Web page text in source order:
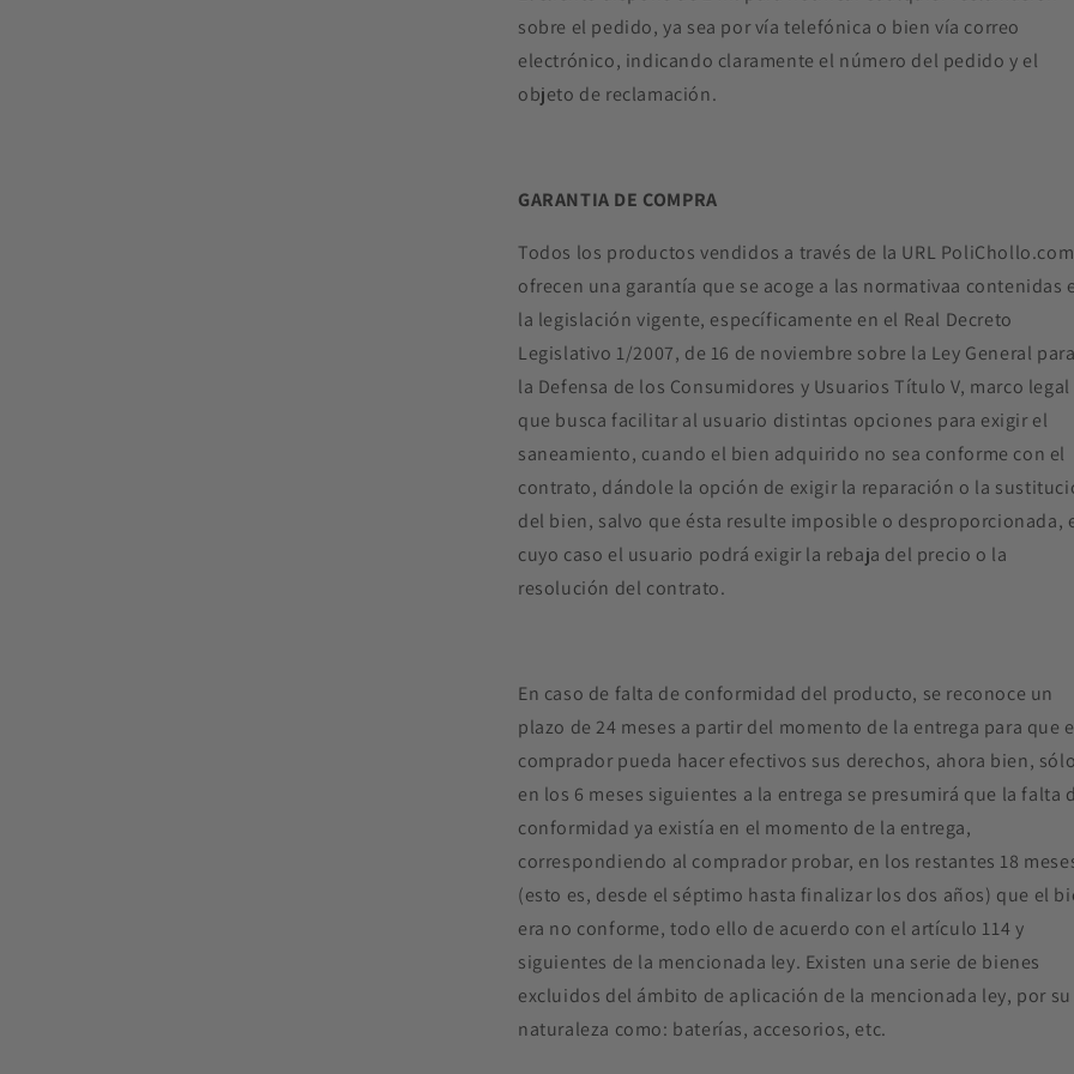
sobre el pedido, ya sea por vía telefónica o bien vía correo
electrónico, indicando claramente el número del pedido y el
objeto de reclamación.
GARANTIA DE COMPRA
Todos los productos vendidos a través de la URL PoliChollo.com
ofrecen una garantía que se acoge a las normativaa contenidas
la legislación vigente, específicamente en el Real Decreto
Legislativo 1/2007, de 16 de noviembre sobre la Ley General
la Defensa de los Consumidores y Usuarios Título V, marco legal
que busca facilitar al usuario distintas opciones para exigir el
saneamiento, cuando el bien adquirido no sea conforme con el
contrato, dándole la opción de exigir la reparación o la
del bien, salvo que ésta resulte imposible o desproporcionada,
cuyo caso el usuario podrá exigir la rebaja del precio o la
resolución del contrato.
En caso de falta de conformidad del producto, se reconoce un
plazo de 24 meses a partir del momento de la entrega para que
comprador pueda hacer efectivos sus derechos, ahora bien,
en los 6 meses siguientes a la entrega se presumirá que la falta
conformidad ya existía en el momento de la entrega,
correspondiendo al comprador probar, en los restantes 18
(esto es, desde el séptimo hasta finalizar los dos años) que el
era no conforme, todo ello de acuerdo con el artículo 114 y
siguientes de la mencionada ley. Existen una serie de bienes
excluidos del ámbito de aplicación de la mencionada ley, por su
naturaleza como: baterías, accesorios, etc.